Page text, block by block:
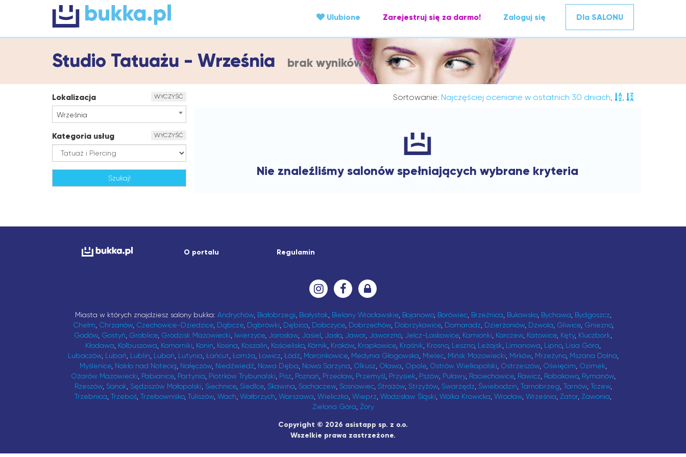
Ulubione Zarejestruj się za darmo! Zaloguj się Dla SALONU
Studio Tatuażu - Września brak wyników
Lokalizacja WYCZYŚĆ
Września
Kategoria usług WYCZYŚĆ
Sortowanie: Najczęściej oceniane w ostatnich 30 dniach, ,
Nie znaleźliśmy salonów spełniających wybrane kryteria
O portalu Regulamin
Miasta w których znajdziesz salony bukka: Andrychów, Białobrzegi Białystok Bielany Wrocławskie, Bojanowo, Borówiec, Brzeźnica Bukowsko, Bychawa Bydgoszcz
Chełm Chrzanów, Czechowice-Dziedzice, Dąbcze, Dąbrówki Dębica Dobczyce, Dobrzechów, Dobrzykowice, Domaradz Dzierżoniów, Dzwola Gliwice, Gniezno,
Godów Gostyń Groblice Grodzisk Mazowiecki Iwierzyce Jarosław Jasiel Jasło, Jawor Jaworzno, Jelcz-Laskowice Kamionki Karczew Katowice Kęty, Kluczbork
Kłodawa Kolbuszowa Komorniki Konin Kosina Koszalin Kościelisko, Kórnik Kraków Krapkowice Kraśnik Krosno, Leszno, Leżajsk Limanowa Lipno, Lisia Góra
Lubaczów, Lubań Lublin Luboń Lutynia Łańcut Łomża Łowicz Łódź Marcinkowice, Medynia Głogowska Mielec, Mińsk Mazowiecki Mirków, Mrzeżyno, Mszana Dolna
Myślenice, Nakło nad Notecią Nałęczów, Niedźwiedź Nowa Dęba Nowa Sarzyna Olkusz Oława Opole, Ostrów Wielkopolski Ostrzeszów, Oświęcim Ozimek
Ożarów Mazowiecki Pabianice, Partynia Piotrków Trybunalski Pisz Poznań Przecław, Przemyśl Przysiek Pszów, Puławy, Raciechowice, Rawicz Robakowo, Rymanów,
Rzeszów, Sanok Sędziszów Małopolski Siechnice, Siedlce, Skawina Sochaczew, Sosnowiec, Strażów, Strzyżów, Swarzędz Świebodzin Tarnobrzeg Tarnów, Tczew,
Trzebnica Trzeboś Trzebownisko, Tuliszów Wach Wałbrzych Warszawa Wieliczka Wieprz Wodzisław Śląski Wólka Krowicka Wrocław Września Zator Zawonia
Zielona Góra Żory
Copyright © 2026 asistapp sp. z o.o.
Wszelkie prawa zastrzeżone.